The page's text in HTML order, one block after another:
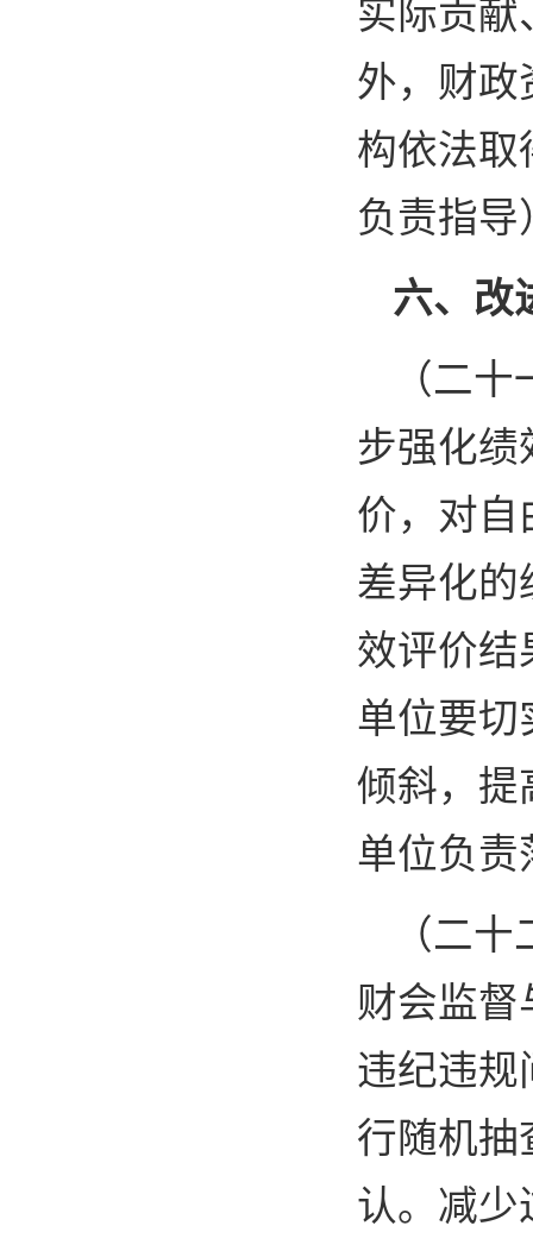
实际贡献
外，财政
构依法取
负责指导
六、改
（二
步强化绩
价，对自
差异化的
效评价结
单位要切
倾斜，提
单位负责
（二
财会监督
违纪违规
行随机抽
认。减少